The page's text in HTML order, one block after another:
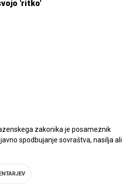
'ritko'
zakonika je posameznik
spodbujanje sovraštva, nasilja ali